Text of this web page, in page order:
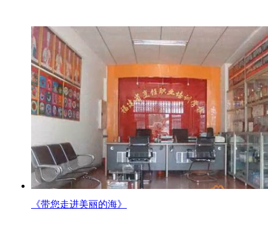
《带您走进美丽的海》